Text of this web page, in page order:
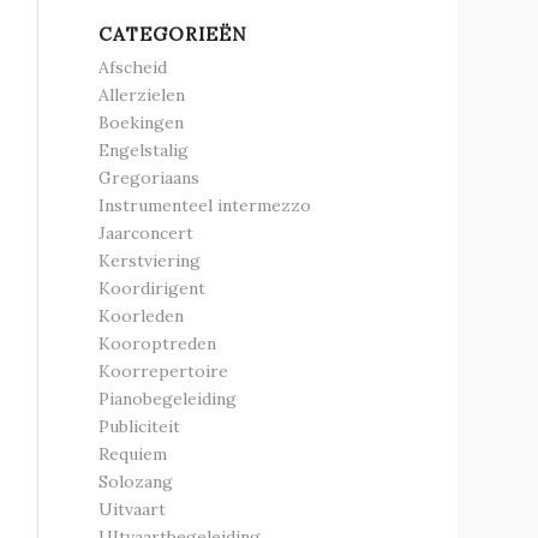
CATEGORIEËN
Afscheid
Allerzielen
Boekingen
Engelstalig
Gregoriaans
Instrumenteel intermezzo
Jaarconcert
Kerstviering
Koordirigent
Koorleden
Kooroptreden
Koorrepertoire
Pianobegeleiding
Publiciteit
Requiem
Solozang
Uitvaart